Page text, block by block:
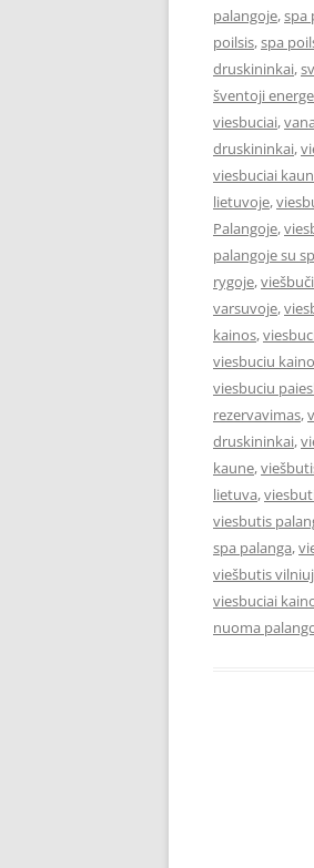
palangoje,spa
poilsis,spa
druskininkai,
šventoji
viesbuciai,
druskininkai,
viesbuciai
lietuvoje,
Palangoje,
palangoje su
rygoje,
varsuvoje,
kainos,
viesbuciu
viesbuciu
rezervavimas,
druskininkai,
kaune,
lietuva,
viesbutis
spa palanga,
viešbutis
viesbuciai
nuoma